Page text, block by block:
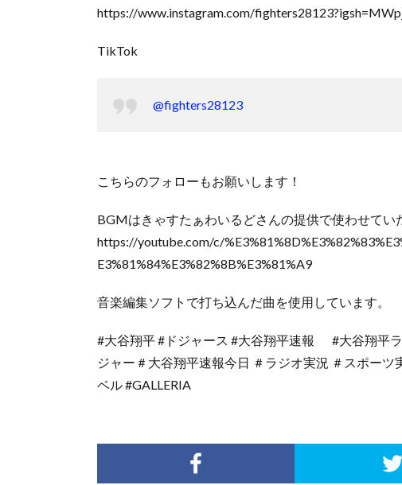
https://www.instagram.com/
TikTok
@fighters28123
こちらのフォローもお願いします！
BGMはきゃすたぁわいるどさんの提供で使わせてい
https://youtube.com/c/
E3%81%84%E3%82%8B%E3%81%A9
音楽編集ソフトで打ち込んだ曲を使用しています。
#大谷翔平 #ドジャース #大谷翔平速報 #大谷翔平
ジャー＃大谷翔平速報今日 ＃ラジオ実況 ＃スポーツ
ベル #GALLERIA